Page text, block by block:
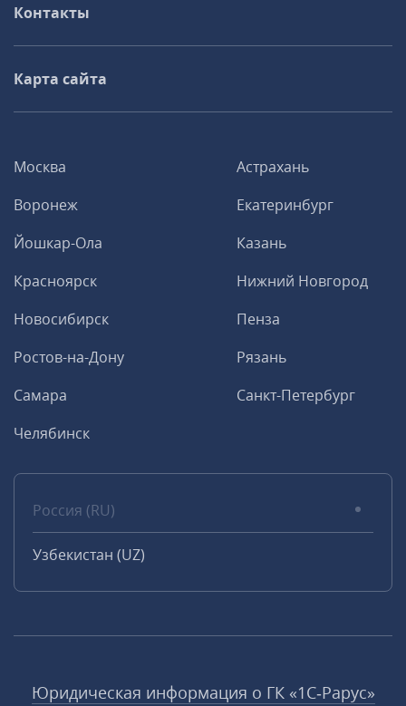
Москва
Астрахань
Воронеж
Екатеринбург
Йошкар-Ола
Казань
Красноярск
Нижний Новгород
Новосибирск
Пенза
Ростов-на-Дону
Рязань
Самара
Санкт-Петербург
Челябинск
Россия (RU)
Узбекистан (UZ)
Контакты
Карта сайта
Юридическая информация о ГК «1С‑Рарус»